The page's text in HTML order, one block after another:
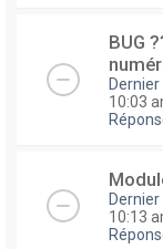
BUG
10:03
10:13